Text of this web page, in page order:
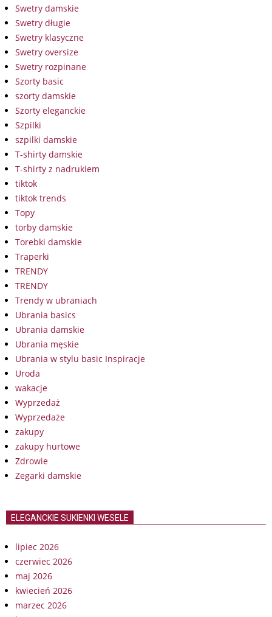
Swetry damskie
Swetry długie
Swetry klasyczne
Swetry oversize
Swetry rozpinane
Szorty basic
szorty damskie
Szorty eleganckie
Szpilki
szpilki damskie
T-shirty damskie
T-shirty z nadrukiem
tiktok
tiktok trends
Topy
torby damskie
Torebki damskie
Traperki
TRENDY
TRENDY
Trendy w ubraniach
Ubrania basics
Ubrania damskie
Ubrania męskie
Ubrania w stylu basic Inspiracje
Uroda
wakacje
Wyprzedaż
Wyprzedaże
zakupy
zakupy hurtowe
Zdrowie
Zegarki damskie
ELEGANCKIE SUKIENKI WESELE
lipiec 2026
czerwiec 2026
maj 2026
kwiecień 2026
marzec 2026